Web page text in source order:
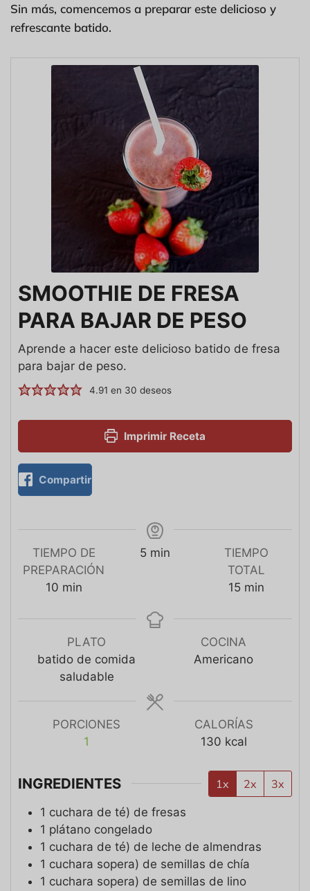
Sin más, comencemos a preparar este delicioso y
refrescante batido.
SMOOTHIE DE FRESA
PARA BAJAR DE PESO
Aprende a hacer este delicioso batido de fresa
para bajar de peso.
4.91 en 30 deseos
Imprimir Receta
Compartir
TIEMPO DE
PREPARACIÓN
10 min
5 min
TIEMPO
TOTAL
15 min
PLATO
batido de comida
saludable
COCINA
Americano
PORCIONES
1
CALORÍAS
130 kcal
INGREDIENTES 1x 2x 3x
1 cuchara de té) de fresas
1 plátano congelado
1 cuchara de té) de leche de almendras
1 cuchara sopera) de semillas de chía
1 cuchara sopera) de semillas de lino